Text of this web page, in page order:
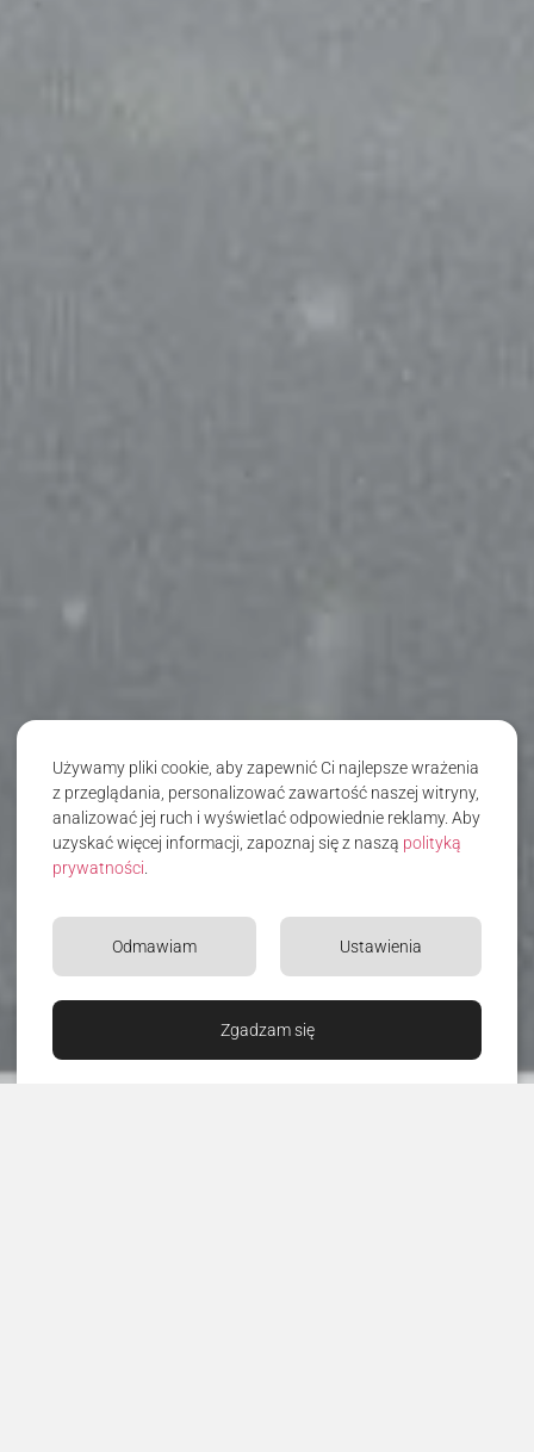
Używamy pliki cookie, aby zapewnić Ci najlepsze wrażenia
z przeglądania, personalizować zawartość naszej witryny,
analizować jej ruch i wyświetlać odpowiednie reklamy. Aby
uzyskać więcej informacji, zapoznaj się z naszą polityką
prywatności
Zgadzam się
Ustawienia
Odmawiam